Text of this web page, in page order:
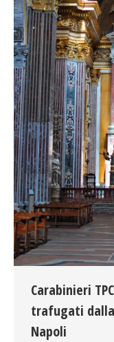
Carabinieri
trafugati dalla
Napoli